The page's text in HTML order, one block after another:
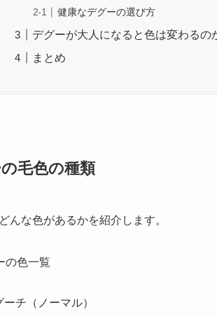
健康なデグーの選び方
デグーが大人になると色は変わるの
まとめ
毛色の種類
んな色があるかを紹介します。
の色一覧
ーチ（ノーマル）